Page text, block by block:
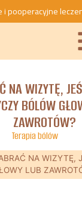
i pooperacyjne
NA WIZYTĘ,
BÓLÓW
ZAWROTÓW?
Terapia bólów
NA WIZYTĘ,
LUB